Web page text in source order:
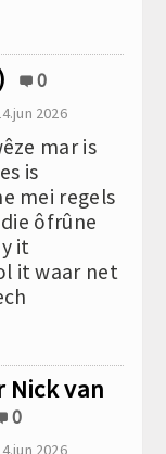
0
2026
mar is
is
mei regels
ôfrûne
it
it waar net
Nick van
0
2026